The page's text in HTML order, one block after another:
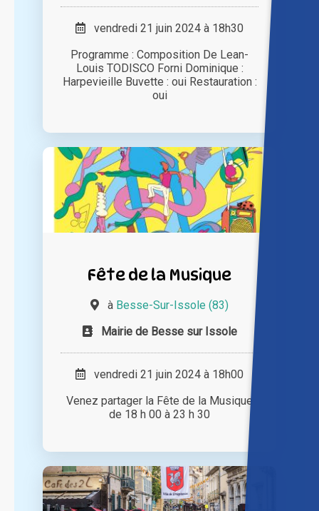
vendredi 21 juin 2024 à 18h30
Programme : Composition De Lean-
Louis TODISCO Forni Dominique :
Harpevieille Buvette : oui Restauration :
oui
Fête de la Musique
à Besse-Sur-Issole (83)
Mairie de Besse sur Issole
vendredi 21 juin 2024 à 18h00
Venez partager la Fête de la Musique
de 18 h 00 à 23 h 30